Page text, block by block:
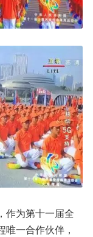
作为第十一届全
一合作伙伴，